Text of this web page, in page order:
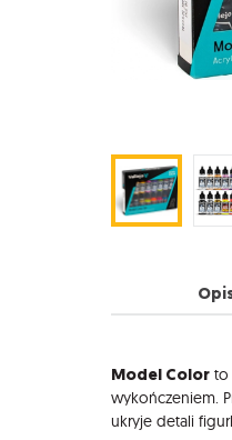
Opis
Model Color to
wykończeniem.
ukryje detali